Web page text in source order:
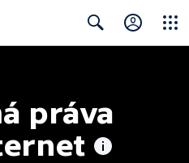
práva